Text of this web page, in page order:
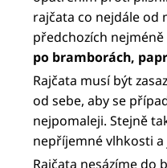
rajčata co nejdále od
předchozích
po bramborách,
Rajčata musí být
od sebe, aby se
nejpomaleji. Stejně
nepříjemné vlhkosti
Rajčata nesázíme do